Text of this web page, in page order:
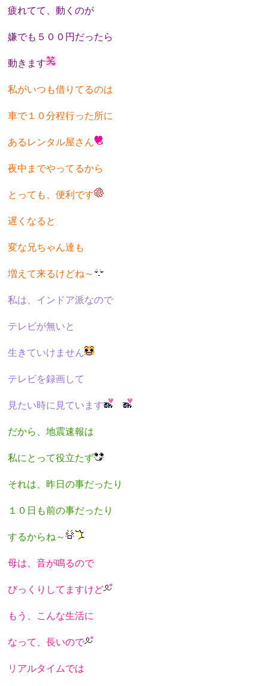
疲れてて、動くのが
嫌でも５００円だったら
動きます
私がいつも借りてるのは
車で１０分程行った所に
あるレンタル屋さん
夜中までやってるから
とっても、便利です
遅くなると
変な兄ちゃん達も
増えて来るけどね～
私は、インドア派なので
テレビが無いと
生きていけません
テレビを録画して
見たい時に見ています
だから、地震速報は
私にとって役立たず
それは、昨日の事だったり
１０日も前の事だったり
するからね～
母は、音が鳴るので
びっくりしてますけど
もう、こんな生活に
なって、長いので
リアルタイムでは